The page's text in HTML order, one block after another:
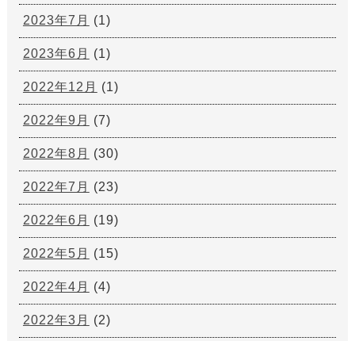
2023年7月 (1)
2023年6月 (1)
2022年12月 (1)
2022年9月 (7)
2022年8月 (30)
2022年7月 (23)
2022年6月 (19)
2022年5月 (15)
2022年4月 (4)
2022年3月 (2)